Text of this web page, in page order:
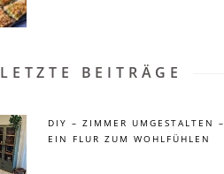
LETZTE BEITRÄGE
DIY – ZIMMER UMGESTALTEN –
EIN FLUR ZUM WOHLFÜHLEN